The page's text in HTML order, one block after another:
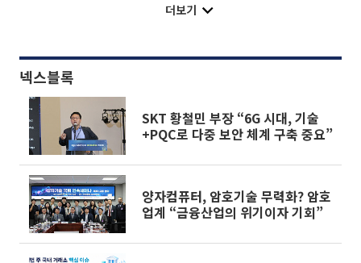
더보기
넥스블록
SKT 황철민 부장 “6G 시대, 기술
+PQC로 다중 보안 체계 구축 중요”
양자컴퓨터, 암호기술 무력화? 암호
업계 “금융산업의 위기이자 기회”